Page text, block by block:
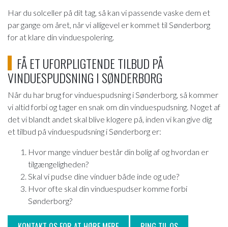
Har du solceller på dit tag, så kan vi passende vaske dem et
par gange om året, når vi alligevel er kommet til Sønderborg
for at klare din vinduespolering.
FÅ ET UFORPLIGTENDE TILBUD PÅ
VINDUESPUDSNING I SØNDERBORG
Når du har brug for vinduespudsning i Sønderborg, så kommer
vi altid forbi og tager en snak om din vinduespudsning. Noget af
det vi blandt andet skal blive klogere på, inden vi kan give dig
et tilbud på vinduespudsning i Sønderborg er:
Hvor mange vinduer består din bolig af og hvordan er
tilgængeligheden?
Skal vi pudse dine vinduer både inde og ude?
Hvor ofte skal din vinduespudser komme forbi
Sønderborg?